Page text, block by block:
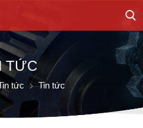
TỨC
tức Tin tức